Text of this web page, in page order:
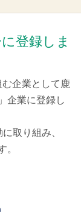
登録しま
企業として鹿
企業に登録し
取り組み、
。